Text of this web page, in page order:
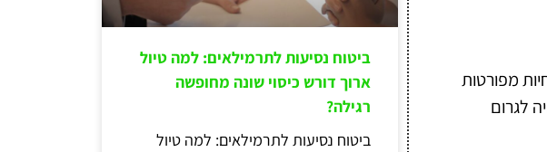
מפורטות
לגרום
ביטוח נסיעות לתרמילאים: למה טיול
ארוך דורש כיסוי שונה מחופשה
רגילה?
ביטוח נסיעות לתרמילאים: למה טיול